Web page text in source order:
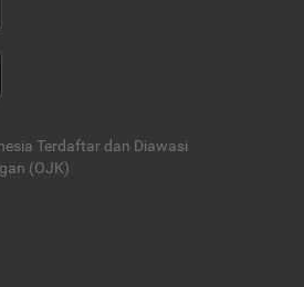
Terdaftar dan Diawasi
(OJK)